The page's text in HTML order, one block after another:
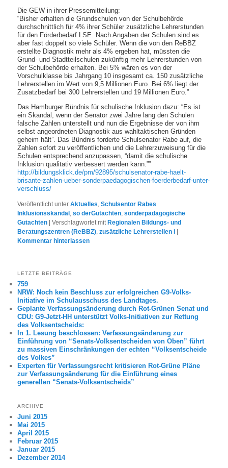
Die GEW in ihrer Pressemitteilung:
“Bisher erhalten die Grundschulen von der Schulbehörde
durchschnittlich für 4% ihrer Schüler zusätzliche Lehrerstunden
für den Förderbedarf LSE. Nach Angaben der Schulen sind es
aber fast doppelt so viele Schüler. Wenn die von den ReBBZ
erstellte Diagnostik mehr als 4% ergeben hat, müssten die
Grund- und Stadtteilschulen zukünftig mehr Lehrerstunden von
der Schulbehörde erhalten. Bei 5% wären es von der
Vorschulklasse bis Jahrgang 10 insgesamt ca. 150 zusätzliche
Lehrerstellen im Wert von 9,5 Millionen Euro. Bei 6% liegt der
Zusatzbedarf bei 300 Lehrerstellen und 19 Millionen Euro.”
Das Hamburger Bündnis für schulische Inklusion dazu: “Es ist
ein Skandal, wenn der Senator zwei Jahre lang den Schulen
falsche Zahlen unterstellt und nun die Ergebnisse der von ihm
selbst angeordneten Diagnostik aus wahltaktischen Gründen
geheim hält”. Das Bündnis forderte Schulsenator Rabe auf, die
Zahlen sofort zu veröffentlichen und die Lehrerzuweisung für die
Schulen entsprechend anzupassen, “damit die schulische
Inklusion qualitativ verbessert werden kann.””
http://bildungsklick.de/pm/92895/schulsenator-rabe-haelt-
brisante-zahlen-ueber-sonderpaedagogischen-foerderbedarf-unter-
verschluss/
Veröffentlicht unter Aktuelles ,Schulsentor Rabes
Inklusionsskandal ,so derGutachten ,sonderpädagogische
Gutachten |Verschlagwortet mit Regionalen Bildungs- und
Beratungszentren (ReBBZ) ,zusätzliche Lehrerstellen i |
Kommentar hinterlassen
LETZTE BEITRÄGE
759
NRW: Noch kein Beschluss zur erfolgreichen G9-Volks-
Initiative im Schulausschuss des Landtages.
Geplante Verfassungsänderung durch Rot-Grünen Senat und
CDU: G9-Jetzt-HH unterstützt Volks-Initiativen zur Rettung
des Volksentscheids:
In 1. Lesung beschlossen: Verfassungsänderung zur
Einführung von “Senats-Volksentscheiden von Oben” führt
zu massiven Einschränkungen der echten “Volksentscheide
des Volkes”
Experten für Verfassungsrecht kritisieren Rot-Grüne Pläne
zur Verfassungsänderung für die Einführung eines
generellen “Senats-Volksentscheids”
ARCHIVE
Juni 2015
Mai 2015
April 2015
Februar 2015
Januar 2015
Dezember 2014